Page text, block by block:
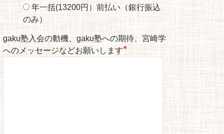
年一括(13200円）前払い（銀行振込
のみ）
gaku塾入会の動機、gaku塾への期待、宮崎学
へのメッセージなどお願いします*